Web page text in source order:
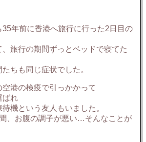
年前に香港へ旅行に行った2日目の
旅行の期間ずっとベッドで寝てた
ちも同じ症状でした。
港の検疫で引っかかって
ばれ
機という友人もいました。
、お腹の調子が悪い…そんなことが